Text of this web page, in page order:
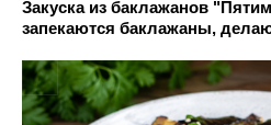
Закуска из баклажанов
запекаются баклажаны,